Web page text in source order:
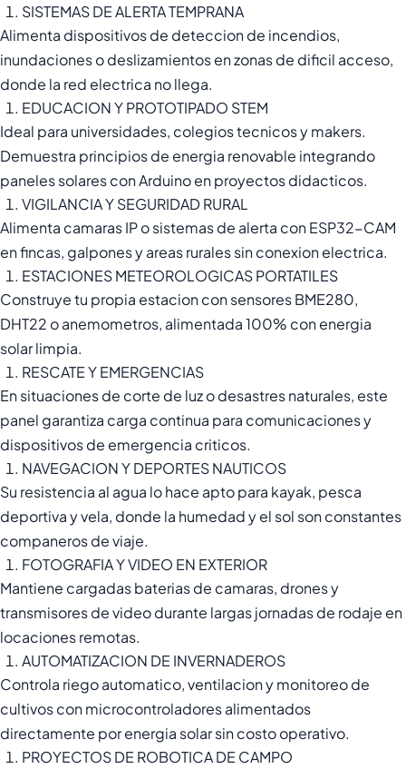
SISTEMAS DE ALERTA TEMPRANA
Alimenta dispositivos de deteccion de incendios,
inundaciones o deslizamientos en zonas de dificil acceso,
donde la red electrica no llega.
EDUCACION Y PROTOTIPADO STEM
Ideal para universidades, colegios tecnicos y makers.
Demuestra principios de energia renovable integrando
paneles solares con Arduino en proyectos didacticos.
VIGILANCIA Y SEGURIDAD RURAL
Alimenta camaras IP o sistemas de alerta con ESP32-CAM
en fincas, galpones y areas rurales sin conexion electrica.
ESTACIONES METEOROLOGICAS PORTATILES
Construye tu propia estacion con sensores BME280,
DHT22 o anemometros, alimentada 100% con energia
solar limpia.
RESCATE Y EMERGENCIAS
En situaciones de corte de luz o desastres naturales, este
panel garantiza carga continua para comunicaciones y
dispositivos de emergencia criticos.
NAVEGACION Y DEPORTES NAUTICOS
Su resistencia al agua lo hace apto para kayak, pesca
deportiva y vela, donde la humedad y el sol son constantes
companeros de viaje.
FOTOGRAFIA Y VIDEO EN EXTERIOR
Mantiene cargadas baterias de camaras, drones y
transmisores de video durante largas jornadas de rodaje en
locaciones remotas.
AUTOMATIZACION DE INVERNADEROS
Controla riego automatico, ventilacion y monitoreo de
cultivos con microcontroladores alimentados
directamente por energia solar sin costo operativo.
PROYECTOS DE ROBOTICA DE CAMPO